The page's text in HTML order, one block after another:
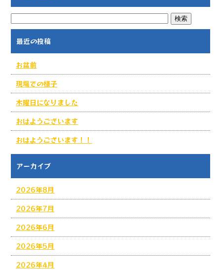
最近の投稿
お盆前
現場での様子
木曜日になりました
おはようございます
おはようございます！！
アーカイブ
2026年8月
2026年7月
2026年6月
2026年5月
2026年4月